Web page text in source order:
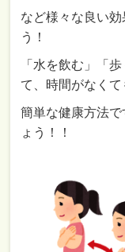
など様々な良い
う！
「水を飲む」「
て、時間がなく
簡単な健康方法
ょう！！